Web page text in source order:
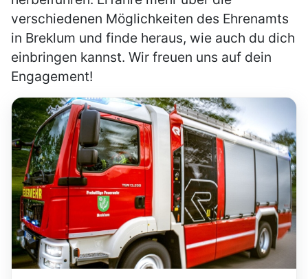
verschiedenen Möglichkeiten des Ehrenamts
in Breklum und finde heraus, wie auch du dich
einbringen kannst. Wir freuen uns auf dein
Engagement!